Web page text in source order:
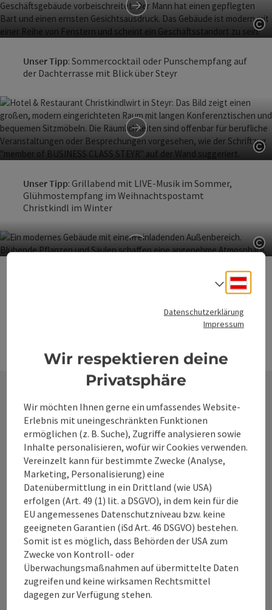
harry's home
Unser Tipp: Sommercocktail oder Punschempfang auf
der Dachterrasse mit Blick über Steyr
Hotel Christkindlwirt
Unser Tipp: Grillabend mit LIVE-Musik im Sommer,
Glühmostempfang im Weihnachtspostamt
Christkindl im Winter
: regionale Spezialitäten-Küche mit
Kontakt
Alpenland Tourismus GmbH
Bahnhofstraße 2
4580 Windischgarsten
+43 50 360 360 360
info@360alpenland.com
Datenschutzerklärung
Impressum
Wir respektieren deine
Privatsphäre
Wir möchten Ihnen gerne ein umfassendes Website-
Erlebnis mit uneingeschränkten Funktionen
ermöglichen (z. B. Suche), Zugriffe analysieren sowie
Inhalte personalisieren, wofür wir Cookies verwenden.
Vereinzelt kann für bestimmte Zwecke (Analyse,
Marketing, Personalisierung) eine
Datenübermittlung in ein Drittland (wie USA)
erfolgen (Art. 49 (1) lit. a DSGVO), in dem kein für die
EU angemessenes Datenschutzniveau bzw. keine
geeigneten Garantien (iSd Art. 46 DSGVO) bestehen.
Somit ist es möglich, dass Behörden der USA zum
Zwecke von Kontroll- oder
Überwachungsmaßnahmen auf übermittelte Daten
zugreifen und keine wirksamen Rechtsmittel
dagegen zur Verfügung stehen.